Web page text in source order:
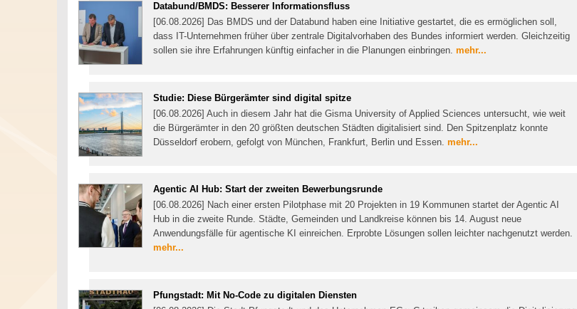
Databund/BMDS: Besserer Informationsfluss
[06.08.2026] Das BMDS und der Databund haben eine Initiative gestartet, die es ermöglichen soll,
dass IT-Unternehmen früher über zentrale Digitalvorhaben des Bundes informiert werden. Gleichzeitig
sollen sie ihre Erfahrungen künftig einfacher in die Planungen einbringen. mehr...
Studie: Diese Bürgerämter sind digital spitze
[06.08.2026] Auch in diesem Jahr hat die Gisma University of Applied Sciences untersucht, wie weit
die Bürgerämter in den 20 größten deutschen Städten digitalisiert sind. Den Spitzenplatz konnte
Düsseldorf erobern, gefolgt von München, Frankfurt, Berlin und Essen. mehr...
Agentic AI Hub: Start der zweiten Bewerbungsrunde
[06.08.2026] Nach einer ersten Pilotphase mit 20 Projekten in 19 Kommunen startet der Agentic AI
Hub in die zweite Runde. Städte, Gemeinden und Landkreise können bis 14. August neue
Anwendungsfälle für agentische KI einreichen. Erprobte Lösungen sollen leichter nachgenutzt werden.
mehr...
Pfungstadt: Mit No-Code zu digitalen Diensten